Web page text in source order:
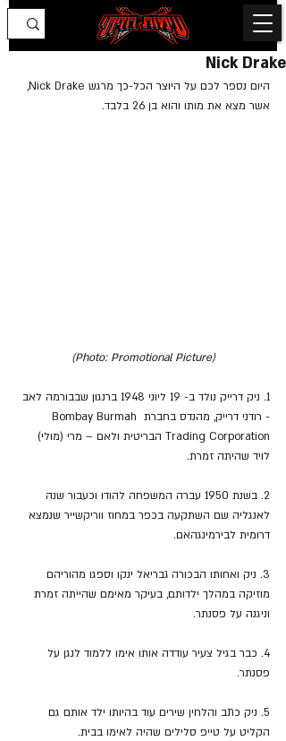
Nick Drake
היום נספר לכם על היוצר הכל-כך מרגש Nick Drake,
אשר מצא את מותו והוא בן 26 בלבד.
(Photo: Promotional Picture)
1. ניק דרייק נולד ב- 19 ליוני 1948 ברנגון שבבורמה לאב
- רודני דרייק, מהנדס בחברת Bombay Burmah
Trading Corporation הבריטית ולאם – מרי (מולי)
לויד שהיתה זמרת.
2. בשנת 1950 עברה המשפחה להודו וכעבור שנה
לאנגליה שם השתקעה בכפר במחוז ווריקשייר שנמצא
דרומית לבירמינגהאם.
3. ניק ואחותו הבכורה גבריאל ינקו וספגו מהוריהם
מוזיקה במהלך ילדותם, בעיקר מאימם שהייתה זמרת
וניגנה על פסנתר.
4. כבר בגיל צעיר עודדה אותו אימו ללמוד לנגן על
פסנתר.
5. ניק כתב והלחין שירים עוד בהיותו ילד אותם גם
הקליט על טייפ סלילים שהיה לאימו בבית.